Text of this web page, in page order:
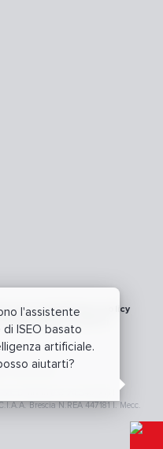
l'assistente
ISEO basato
artificiale.
aiutarti?
reserved
€ 24.340.965 |
Brescia N.REA 447181 |. Mecc.
policyPrivacy policy
Richiamo prodotti